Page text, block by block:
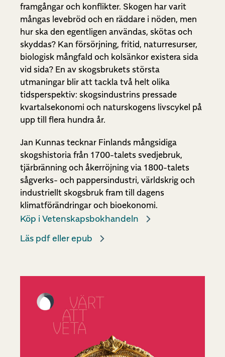
framgångar och konflikter. Skogen har varit
mångas levebröd och en räddare i nöden, men
hur ska den egentligen användas, skötas och
skyddas? Kan försörjning, fritid, naturresurser,
biologisk mångfald och kolsänkor existera sida
vid sida? En av skogsbrukets största
utmaningar blir att tackla två helt olika
tidsperspektiv: skogsindustrins pressade
kvartalsekonomi och naturskogens livscykel på
upp till flera hundra år.
Jan Kunnas tecknar Finlands mångsidiga
skogshistoria från 1700-talets svedjebruk,
tjärbränning och åkerröjning via 1800-talets
sågverks- och pappersindustri, världskrig och
industriellt skogsbruk fram till dagens
klimatförändringar och bioekonomi.
Köp i Vetenskapsbokhandeln
Läs pdf eller epub